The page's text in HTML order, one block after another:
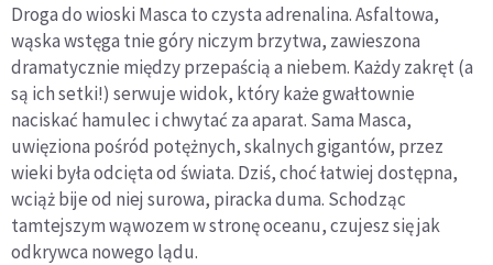
Droga do wioski Masca to czysta adrenalina. Asfaltowa,
wąska wstęga tnie góry niczym brzytwa, zawieszona
dramatycznie między przepaścią a niebem. Każdy zakręt (a
są ich setki!) serwuje widok, który każe gwałtownie
naciskać hamulec i chwytać za aparat. Sama Masca,
uwięziona pośród potężnych, skalnych gigantów, przez
wieki była odcięta od świata. Dziś, choć łatwiej dostępna,
wciąż bije od niej surowa, piracka duma. Schodząc
tamtejszym wąwozem w stronę oceanu, czujesz się jak
odkrywca nowego lądu.